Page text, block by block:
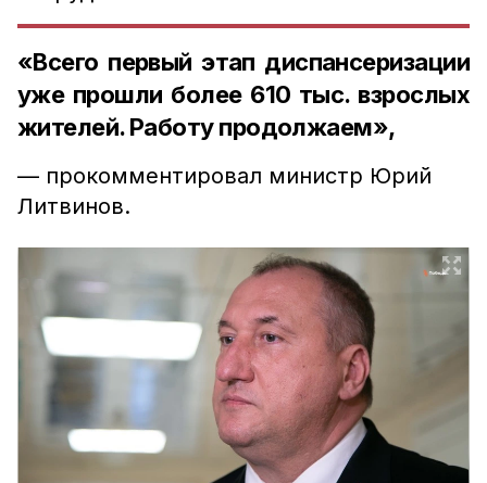
«Всего первый этап диспансеризации
уже прошли более 610 тыс. взрослых
жителей. Работу продолжаем»,
— прокомментировал министр Юрий
Литвинов.